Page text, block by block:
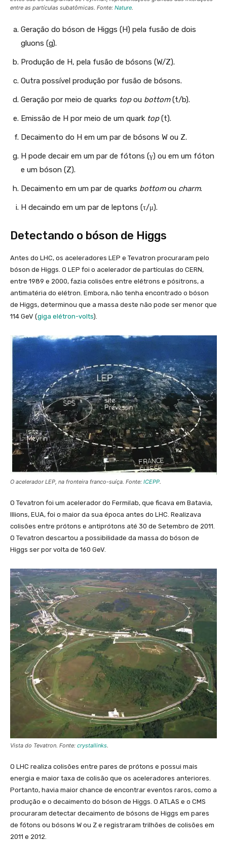
entre as partículas subatômicas. Fonte: Nature.
Geração do bóson de Higgs (H) pela fusão de dois
gluons (g).
Produção de H, pela fusão de bósons (W/Z).
Outra possível produção por fusão de bósons.
Geração por meio de quarks topou bottom(t/b).
Emissão de H por meio de um quark top(t).
Decaimento do H em um par de bósons W ou Z.
H pode decair em um par de fótons (γ) ou em um fóton
e um bóson (Z).
Decaimento em um par de quarks bottomou charm.
H decaindo em um par de leptons (τ/μ).
Detectando o bóson de Higgs
Antes do LHC, os aceleradores LEP e Tevatron procuraram pelo
bóson de Higgs. O LEP foi o acelerador de partículas do CERN,
entre 1989 e 2000, fazia colisões entre elétrons e pósitrons, a
antimatéria do elétron. Embora, não tenha encontrado o bóson
de Higgs, determinou que a massa deste não pode ser menor que
114 GeV (giga elétron-volts).
O acelerador LEP, na fronteira franco-suíça. Fonte: ICEPP.
O Tevatron foi um acelerador do Fermilab, que ficava em Batavia,
Illions, EUA, foi o maior da sua época antes do LHC. Realizava
colisões entre prótons e antiprótons até 30 de Setembro de 2011.
O Tevatron descartou a possibilidade da massa do bóson de
Higgs ser por volta de 160 GeV.
Vista do Tevatron. Fonte: crystallinks.
O LHC realiza colisões entre pares de prótons e possui mais
energia e maior taxa de colisão que os aceleradores anteriores.
Portanto, havia maior chance de encontrar eventos raros, como a
produção e o decaimento do bóson de Higgs. O ATLAS e o CMS
procuraram detectar decaimento de bósons de Higgs em pares
de fótons ou bósons W ou Z e registraram trilhões de colisões em
2011 e 2012.